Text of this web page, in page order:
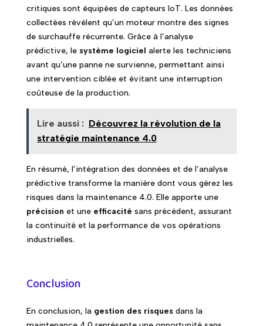
critiques sont équipées de capteurs IoT. Les données
collectées révèlent qu’un moteur montre des signes
de surchauffe récurrente. Grâce à l’analyse
prédictive, le système logiciel alerte les techniciens
avant qu’une panne ne survienne, permettant ainsi
une intervention ciblée et évitant une interruption
coûteuse de la production.
Lire aussi : Découvrez la révolution de la
stratégie maintenance 4.0
En résumé, l’intégration des données et de l’analyse
prédictive transforme la manière dont vous gérez les
risques dans la maintenance 4.0. Elle apporte une
précision et une efficacité sans précédent, assurant
la continuité et la performance de vos opérations
industrielles.
Conclusion
En conclusion, la gestion des risquesdans la